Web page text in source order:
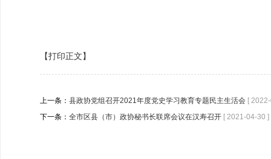
【打印正文】
上一条： 县政协党组召开2021年度党史学习教育专题民主生活会 [
下一条： 全市区县（市）政协秘书长联席会议在汉寿召开 [ 2021-04-30 ]